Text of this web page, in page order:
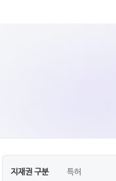
지재권 구분
특허